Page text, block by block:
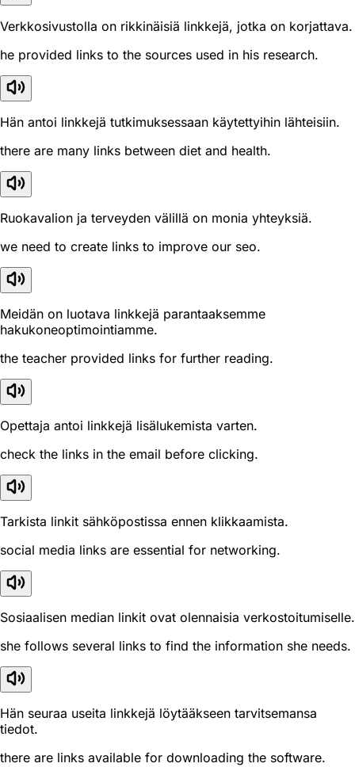
Verkkosivustolla on rikkinäisiä linkkejä, jotka on korjattava.
he provided links to the sources used in his research.
Hän antoi linkkejä tutkimuksessaan käytettyihin lähteisiin.
there are many links between diet and health.
Ruokavalion ja terveyden välillä on monia yhteyksiä.
we need to create links to improve our seo.
Meidän on luotava linkkejä parantaaksemme
hakukoneoptimointiamme.
the teacher provided links for further reading.
Opettaja antoi linkkejä lisälukemista varten.
check the links in the email before clicking.
Tarkista linkit sähköpostissa ennen klikkaamista.
social media links are essential for networking.
Sosiaalisen median linkit ovat olennaisia verkostoitumiselle.
she follows several links to find the information she needs.
Hän seuraa useita linkkejä löytääkseen tarvitsemansa
tiedot.
there are links available for downloading the software.